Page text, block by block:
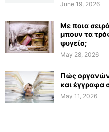
June 19, 2026
Με ποια
μπουν τα
ψυγείο;
May 28, 2026
Πώς
και έγγραφα
May 11, 2026